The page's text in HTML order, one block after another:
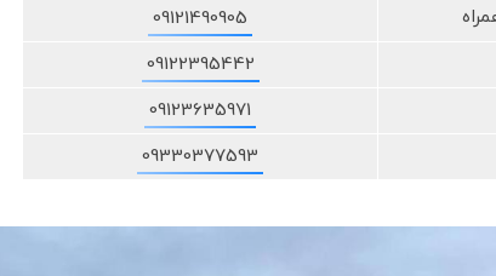
09121490905
09122395442
09123635971
09330377593